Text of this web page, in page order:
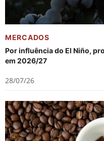
MERCADOS
Por influência do El Niño,
em 2026/27
28/07/26